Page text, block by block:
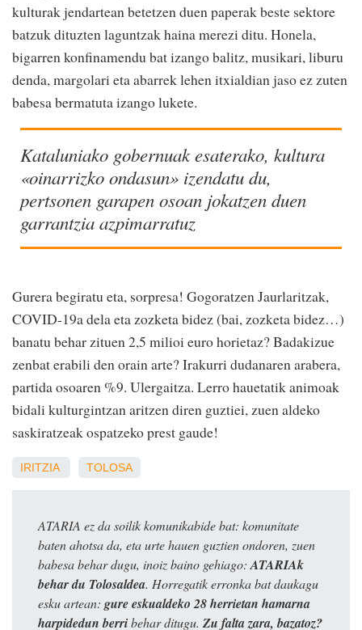
kulturak jendartean betetzen duen paperak beste sektore
batzuk dituzten laguntzak haina merezi ditu. Honela,
bigarren konfinamendu bat izango balitz, musikari, liburu
denda, margolari eta abarrek lehen itxialdian jaso ez zuten
babesa bermatuta izango lukete.
Kataluniako gobernuak esaterako, kultura
«oinarrizko ondasun» izendatu du,
pertsonen garapen osoan jokatzen duen
garrantzia azpimarratuz
Gurera begiratu eta, sorpresa! Gogoratzen Jaurlaritzak,
COVID-19a dela eta zozketa bidez (bai, zozketa bidez…)
banatu behar zituen 2,5 milioi euro horietaz? Badakizue
zenbat erabili den orain arte? Irakurri dudanaren arabera,
partida osoaren %9. Ulergaitza. Lerro hauetatik animoak
bidali kulturgintzan aritzen diren guztiei, zuen aldeko
saskiratzeak ospatzeko prest gaude!
IRITZIA TOLOSA
ATARIA ez da soilik komunikabide bat: komunitate
baten ahotsa da, eta urte hauen guztien ondoren, zuen
babesa behar dugu, inoiz baino gehiago: ATARIAk
behar du Tolosaldea. Horregatik erronka bat daukagu
esku artean: gure eskualdeko 28 herrietan hamarna
harpidedun berribehar ditugu. Zu falta zara, bazatoz?